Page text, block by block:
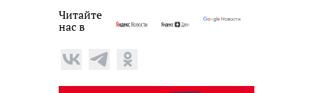
Читайте
нас в